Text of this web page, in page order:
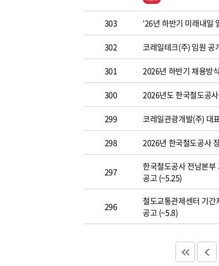
303 ’26년 하반기 미래내일
302 코레일테크(주) 임원
301 2026년 하반기 채용방
300 2026년도 한국철도공
299 코레일관광개발(주) 대
298 2026년 한국철도공사
297
한국철도공사 전남본
공고 (~5.25)
296
철도교통관제센터 기
공고 (~5.8)